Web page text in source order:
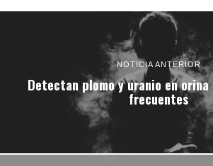
NOTICIA ANTERIOR
Detectan plomo y uranio en orina
frecuentes